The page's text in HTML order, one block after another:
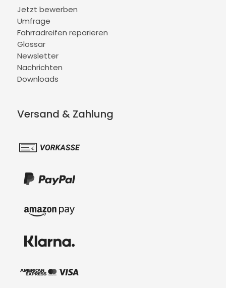
Jetzt bewerben
Umfrage
Fahrradreifen reparieren
Glossar
Newsletter
Nachrichten
Downloads
Versand & Zahlung